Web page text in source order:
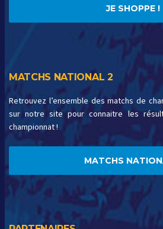
JE SHOPPE !
MATCHS NATIONAL 2
Retrouvez l’ensemble des matchs de
sur notre site pour connaitre les
championnat !
MATCHS